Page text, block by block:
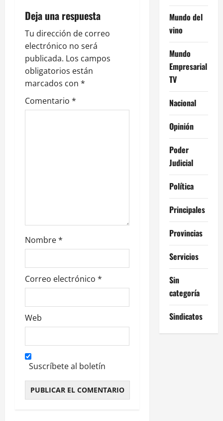
i
ó
n
d
e
d
a
s
Deja una respuesta
Tu dirección de correo
electrónico no será
publicada. Los campos
obligatorios están
marcados con *
Comentario *
Nombre*
Correo electrónico *
Web
Suscríbete al boletín
Mundo del
vino
Mundo
Empresarial
TV
Nacional
Opinión
Poder
Judicial
Política
Principales
Provincias
Servicios
Sin
categoría
Sindicatos